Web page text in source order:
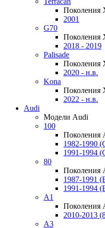
Поколения
2001
G70
Поколения
2018 - 2019
Palisade
Поколения
2020 - н.в.
Kona
Поколения
2022 - н.в.
Audi
Модели Audi
100
Поколения
1982-1990
1991-1994
80
Поколения
1987-1991
1991-1994
A1
Поколения
2010-2013
A3